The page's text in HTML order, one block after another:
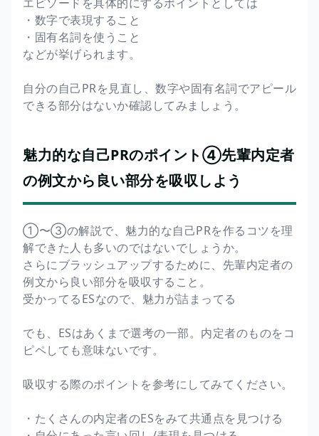
・数字で表現すること
・固有名詞を使うこと
などが挙げられます。
自分の自己PRを見直し、数字や固有名詞でアピール
できる部分はないか確認してみましょう。
魅力的な自己PRのポイント④先輩内定者
の例文から良い部分を吸収しよう
①〜③の解説で、魅力的な自己PRを作るコツを理
解できた人も多いのではないでしょうか。
さらにブラッシュアップするために、先輩内定者の
例文から良い部分を吸収すること。
受かってるESなので、魅力が詰まってる
でも、ESはあくまで選考の一部。内定者のものをコ
ピペしても意味ないです。
吸収する際のポイントを参考にしてみてください。
・たくさんの内定者のESをみて共通点を見つける